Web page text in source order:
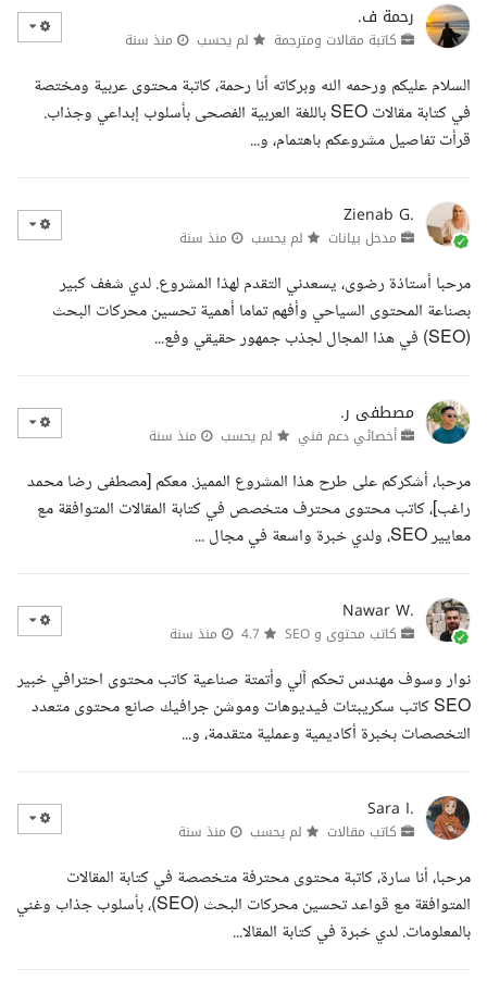
رحمة ف.
كاتبة مقالات ومترجمة لم يحسب منذ سنة
السلام عليكم ورحمه الله وبركاته أنا رحمة، كاتبة محتوى عربية ومختصة
في كتابة مقالات SEO باللغة العربية الفصحى بأسلوب إبداعي وجذاب.
قرأت تفاصيل مشروعكم باهتمام، و...
Zienab G.
مدخل بيانات لم يحسب منذ سنة
مرحبا أستاذة رضوى، يسعدني التقدم لهذا المشروع. لدي شغف كبير
بصناعة المحتوى السياحي وأفهم تماما أهمية تحسين محركات البحث
(SEO) في هذا المجال لجذب جمهور حقيقي وفع...
مصطفى ر.
أخصائي دعم فني لم يحسب منذ سنة
مرحبا، أشكركم على طرح هذا المشروع المميز. معكم [مصطفى رضا محمد
راغب]، كاتب محتوى محترف متخصص في كتابة المقالات المتوافقة مع
معايير SEO، ولدي خبرة واسعة في مجال ...
Nawar W.
كاتب محتوى و SEO منذ سنة
نوار وسوف مهندس تحكم آلي وأتمتة صناعية كاتب محتوى احترافي خبير
SEO كاتب سكريبتات فيديوهات وموشن جرافيك صانع محتوى متعدد
التخصصات بخبرة أكاديمية وعملية متقدمة، و...
Sara I.
كاتب مقالات لم يحسب منذ سنة
مرحبا، أنا سارة، كاتبة محتوى محترفة متخصصة في كتابة المقالات
المتوافقة مع قواعد تحسين محركات البحث (SEO)، بأسلوب جذاب وغني
بالمعلومات. لدي خبرة في كتابة المقالا...